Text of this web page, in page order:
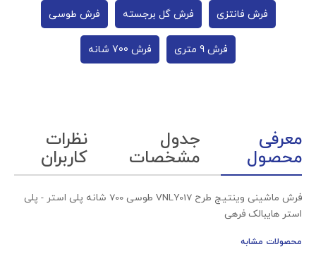
فرش فانتزی فرش گل برجسته فرش طوسی
فرش 9 متری فرش 700 شانه
معرفی
محصول
جدول
مشخصات
نظرات
کاربران
فرش ماشینی وینتیج طرح VNLY017 طوسی 700 شانه پلی استر - پلی
استر هایبالک فرهی
محصولات مشابه